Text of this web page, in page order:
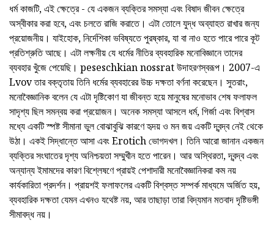
ধর্ম কাজটি, এই ক্ষেত্রে - যে একজন ব্যক্তির সমস্যা এবং বিষাদ জীবন ক্ষেত্রে
অস্বীকার করা হবে, এবং চলতে রাজি করাতে। এটা তোলে যুদ্ধ অব্যাহত রাখার জন্য
প্রয়োজনীয়। যাইহোক, নির্দেশিকা ভবিষ্যতে পুরষ্কার, যা বা নাও হতে পারে পারে কূট
প্রতিশ্রুতি আছে। এটা লক্ষনীয় যে ধর্মের নীতির ব্যবহারিক মনোবিজ্ঞানে তাদের
ব্যবহার খুঁজে পেয়েছি। peseschkian nossrat উদাহরণস্বরূপ। 2007-এ
Lvov তার বক্তৃতায় তিনি ধর্মের ব্যবহারের উচ্চ দক্ষতা বর্ণনা করেছেন। সুতরাং,
মনোবৈজ্ঞানিক বলেন যে এটা দৃষ্টিকোণ যা জীবন্ত হয়ে মানুষের মনোভাব শেষ ফলাফল
সাদৃশ্য ছিল সমন্বয় করা প্রয়োজন। অনেক সমস্যা আসলে ধর্ম, গির্জা এবং বিশ্বাস
মধ্যে একটি স্পষ্ট সীমানা ভুল বোঝাবুঝি কারণে হৃদয় ও মন জয় একটি দ্বন্দ্ব নেই থেকে
উঠা। একই সিদ্ধান্তে আসা এবং Erotich ভোগদখল। তিনি আরো জানান একজন
ব্যক্তির সংঘাতের দৃশ্য অনিশ্চয়তা সম্মুখীন হতে পারেন। আর অস্থিরতা, দ্বন্দ্ব এবং
অন্যান্য ইমামদের কারণ বিশ্লেষণে প্রায়ই পেশাদারী মনোবৈজ্ঞানিকরা কম নয়
কার্যকারিতা প্রদর্শন। প্রায়শই ফলাফলের একটি বিশ্বস্ত সম্পর্ক মাধ্যমে অর্জিত হয়,
ব্যবহারিক দক্ষতা যেমন এখনও যথেষ্ট নয়, আর তাছাড়া তারা বিদ্যমান মতবাদ দৃষ্টিভঙ্গী
সীমাবদ্ধ নয়।